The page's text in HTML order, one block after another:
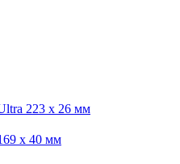
223 x 26 мм
x 40 мм